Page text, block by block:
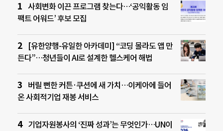
사회변화 이끈 프로그램 찾는다…‘공익활동 임
팩트 어워드’ 후보 모집
[유한양행-유일한 아카데미] “코딩 몰라도 앱 만
든다”…청년들이 AI로 설계한 헬스케어 해법
버릴 뻔한 커튼·쿠션에 새 가치…이케아에 들어
온 사회적기업 재봉 서비스
기업자원봉사의 ‘진짜 성과’는 무엇인가…UN이